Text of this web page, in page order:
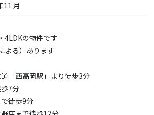
11 月
4LDKの物件です
よる）あります
「西高岡駅」より徒歩3分
7分
徒歩9分